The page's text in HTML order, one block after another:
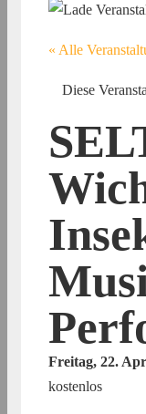
« Alle
Diese
Freitag, 22.
kostenlos